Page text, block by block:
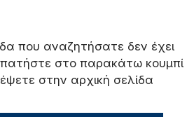
που αναζητήσατε δεν έχει
στο παρακάτω κουμπί
στην αρχική σελίδα